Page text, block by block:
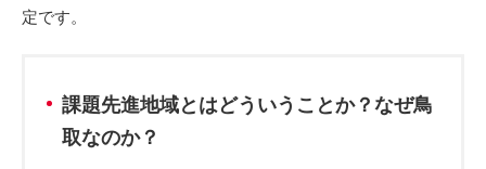
定です。
課題先進地域とはどういうことか？なぜ鳥
取なのか？